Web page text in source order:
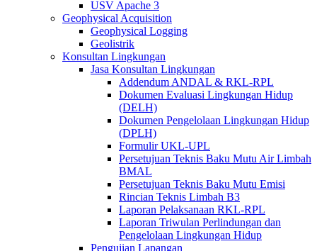
USV Apache 3
Geophysical Acquisition
Geophysical Logging
Geolistrik
Konsultan Lingkungan
Jasa Konsultan Lingkungan
Addendum ANDAL & RKL-RPL
Dokumen Evaluasi Lingkungan Hidup
(DELH)
Dokumen Pengelolaan Lingkungan Hidup
(DPLH)
Formulir UKL-UPL
Persetujuan Teknis Baku Mutu Air Limbah
BMAL
Persetujuan Teknis Baku Mutu Emisi
Rincian Teknis Limbah B3
Laporan Pelaksanaan RKL-RPL
Laporan Triwulan Perlindungan dan
Pengelolaan Lingkungan Hidup
Pengujian Lapangan